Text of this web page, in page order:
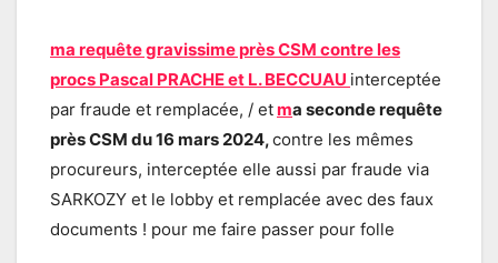
ma requête gravissime près CSM contre les
procs Pascal PRACHE et L. BECCUAU interceptée
par fraude et remplacée, / etma seconde requête
près CSM du 16 mars 2024,contre les mêmes
procureurs, interceptée elle aussi par fraude via
SARKOZY et le lobby et remplacée avec des faux
documents ! pour me faire passer pour folle